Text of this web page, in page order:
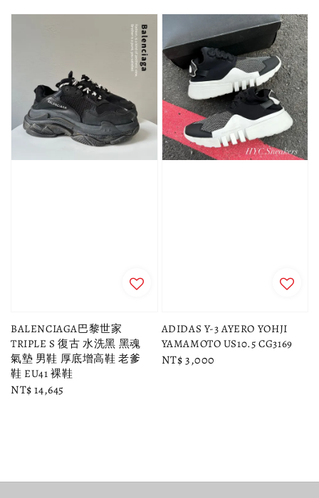
BALENCIAGA巴黎世家
TRIPLE S 復古 水洗黑 黑魂
氣墊 男鞋 厚底增高鞋 老爹
鞋 EU41 裸鞋
Regular
NT$ 14,645
ADIDAS Y-3 AYERO YOHJI
YAMAMOTO US10.5 CG3169
Regular
NT$ 3,000